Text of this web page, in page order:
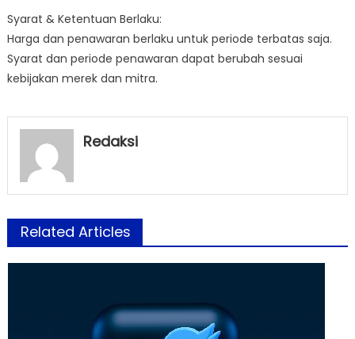
Syarat & Ketentuan Berlaku:
Harga dan penawaran berlaku untuk periode terbatas saja.
Syarat dan periode penawaran dapat berubah sesuai
kebijakan merek dan mitra.
Redaksi
Related Articles